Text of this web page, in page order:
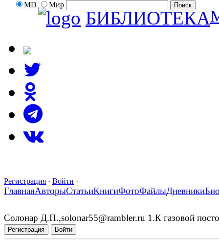
MD Мир
БИБЛИОТЕКА
Регистрация · Войти ·
ГлавнаяАвторыСтатьиКнигиФотоФайлыДневники
Солонар Д.П.,solonar55@rambler.ru 1.К газовой
Регистрация Войти